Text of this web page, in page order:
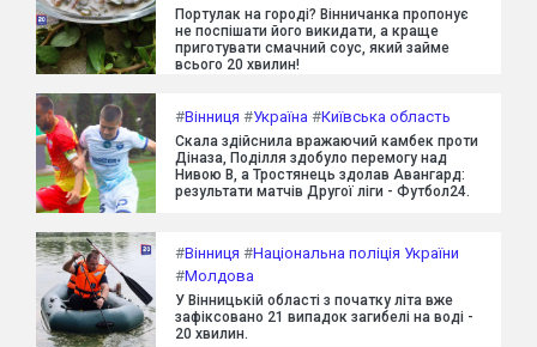
Портулак на городі? Вінничанка пропонує
не поспішати його викидати, а краще
приготувати смачний соус, який займе
всього 20 хвилин!
#Вінниця #Україна #Київська область
Скала здійснила вражаючий камбек проти
Діназа, Поділля здобуло перемогу над
Нивою В, а Тростянець здолав Авангард:
результати матчів Другої ліги - Футбол24.
#Вінниця #Національна поліція України
#Молдова
У Вінницькій області з початку літа вже
зафіксовано 21 випадок загибелі на воді -
20 хвилин.